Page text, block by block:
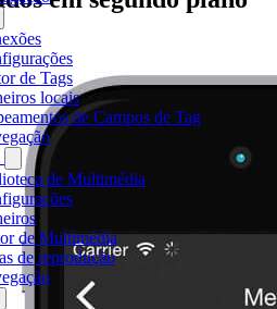
de Tags
locais
de Campos de Tag
de Multimédia
de Multimédia
de reprodução